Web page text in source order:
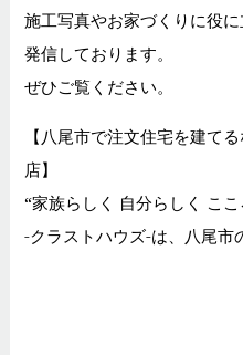
施工写真やお家づくりに役
発信しております。
ぜひご覧ください。
【八尾市で注文住宅を建て
店】
“家族らしく 自分らしく こ
-クラストハウズ-は、八尾市